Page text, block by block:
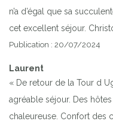
n’a d’égal que sa
cet excellent séjour.
Publication : 20/07/2024
Laurent
« De retour de la Tour d
agréable séjour. Des
chaleureuse. Confort des